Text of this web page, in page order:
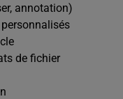
annotation)
de fichier